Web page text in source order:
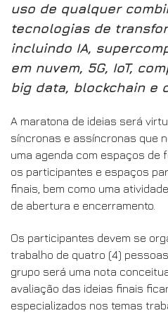
uso de qualquer
tecnologias de
incluindo IA,
em nuvem, 5G, IoT,
big data, blockchain e
A maratona de ideias será
síncronas e assíncronas que
uma agenda com espaços de
os participantes e espaços
finais, bem como uma
de abertura e encerramento.
Os participantes devem se
trabalho de quatro (4)
grupo será uma nota
avaliação das ideias finais
especializados nos temas